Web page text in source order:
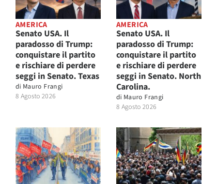
AMERICA
Senato USA. Il
paradosso di Trump:
conquistare il partito
e rischiare di perdere
seggi in Senato. Texas
di Mauro Frangi
8 Agosto 2026
AMERICA
Senato USA. Il
paradosso di Trump:
conquistare il partito
e rischiare di perdere
seggi in Senato. North
Carolina.
di Mauro Frangi
8 Agosto 2026